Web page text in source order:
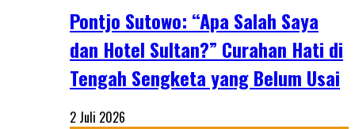
Pontjo Sutowo: “Apa Salah Saya
dan Hotel Sultan?” Curahan Hati di
Tengah Sengketa yang Belum Usai
2 Juli 2026